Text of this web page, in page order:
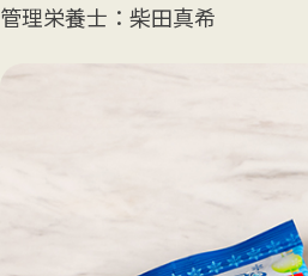
管理栄養士 柴田真希